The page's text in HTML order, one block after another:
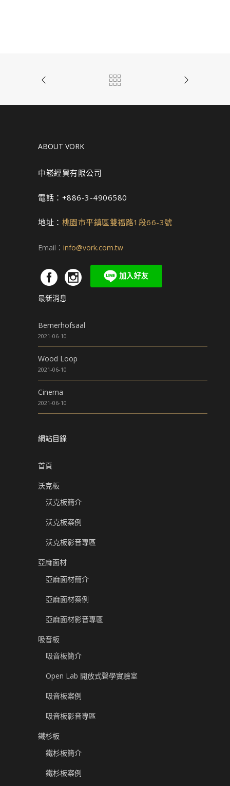
ABOUT VORK
中崧經貿有限公司
電話：+886-3-4906580
地址： 桃園市平鎮區雙福路1段66-3號
Email： info@vork.com.tw
最新消息
Bernerhofsaal
2021-06-10
Wood Loop
2021-06-10
Cinema
2021-06-10
網站目錄
首頁
沃克板
沃克板簡介
沃克板案例
沃克板影音專區
亞麻面材
亞麻面材簡介
亞麻面材案例
亞麻面材影音專區
吸音板
吸音板簡介
Open Lab 開放式聲學實驗室
吸音板案例
吸音板影音專區
鐵杉板
鐵杉板簡介
鐵杉板案例